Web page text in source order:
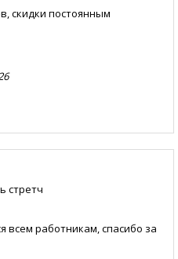
скидки постоянным
стретч
всем работникам, спасибо за